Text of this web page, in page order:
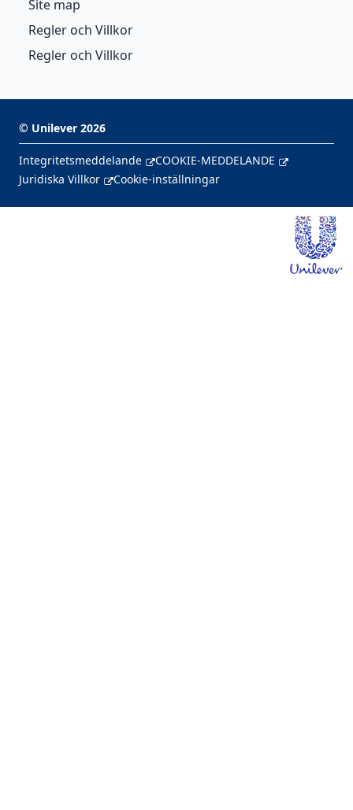
Site map
Regler och Villkor
Regler och Villkor
© Unilever 2026
Integritetsmeddelande
COOKIE-MEDDELANDE
Juridiska Villkor
Cookie-inställningar